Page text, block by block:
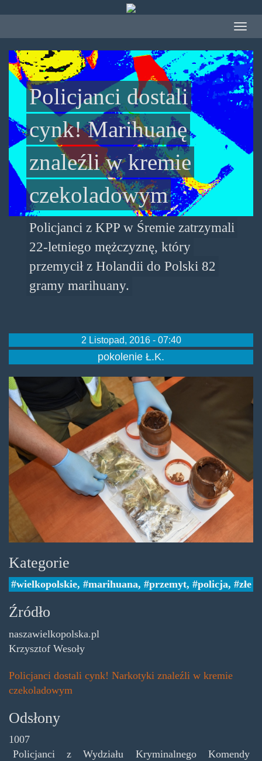
treści
Toggle
Policjanci dostali
cynk! Marihuanę
znaleźli w kremie
czekoladowym
Policjanci z KPP w Śremie zatrzymali
22-letniego mężczyznę, który
przemycił z Holandii do Polski 82
gramy marihuany.
2 Listopad, 2016 - 07:40
pokolenie Ł.K.
mjwkremie021116.jpg
Kategorie
wielkopolskie, marihuana, przemyt, policja, złe
Źródło
naszawielkopolska.pl
Krzysztof Wesoły
Policjanci dostali cynk! Narkotyki znaleźli w kremie
czekoladowym
Odsłony
1007
Policjanci z Wydziału Kryminalnego Komendy